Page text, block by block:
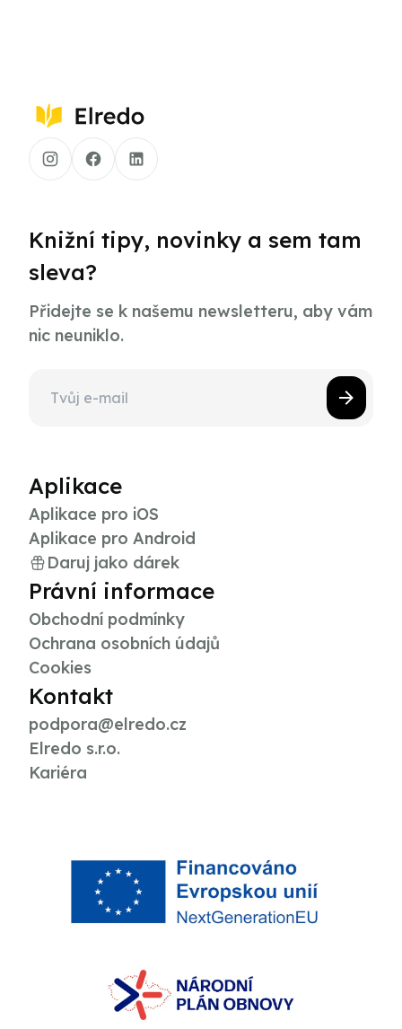
Knižní tipy, novinky a sem tam
sleva?
Přidejte se k našemu newsletteru, aby vám
nic neuniklo.
Aplikace
Aplikace pro iOS
Aplikace pro Android
Daruj jako dárek
Právní informace
Obchodní podmínky
Ochrana osobních údajů
Cookies
Kontakt
podpora@elredo.cz
Elredo s.r.o.
Kariéra